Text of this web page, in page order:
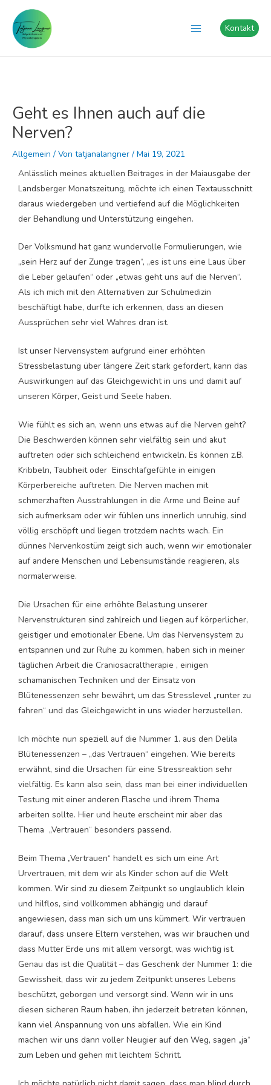
Inhalt
springen
Menu Kontakt
Geht es Ihnen auch auf die
Nerven?
Allgemein / Von tatjanalangner / Mai 19, 2021
Anlässlich meines aktuellen Beitrages in der Maiausgabe der
Landsberger Monatszeitung, möchte ich einen Textausschnitt
daraus wiedergeben und vertiefend auf die Möglichkeiten
der Behandlung und Unterstützung eingehen.
Der Volksmund hat ganz wundervolle Formulierungen, wie
„sein Herz auf der Zunge tragen“, „es ist uns eine Laus über
die Leber gelaufen“ oder „etwas geht uns auf die Nerven“.
Als ich mich mit den Alternativen zur Schulmedizin
beschäftigt habe, durfte ich erkennen, dass an diesen
Aussprüchen sehr viel Wahres dran ist.
Ist unser Nervensystem aufgrund einer erhöhten
Stressbelastung über längere Zeit stark gefordert, kann das
Auswirkungen auf das Gleichgewicht in uns und damit auf
unseren Körper, Geist und Seele haben.
Wie fühlt es sich an, wenn uns etwas auf die Nerven geht?
Die Beschwerden können sehr vielfältig sein und akut
auftreten oder sich schleichend entwickeln. Es können z.B.
Kribbeln, Taubheit oder Einschlafgefühle in einigen
Körperbereiche auftreten. Die Nerven machen mit
schmerzhaften Ausstrahlungen in die Arme und Beine auf
sich aufmerksam oder wir fühlen uns innerlich unruhig, sind
völlig erschöpft und liegen trotzdem nachts wach. Ein
dünnes Nervenkostüm zeigt sich auch, wenn wir emotionaler
auf andere Menschen und Lebensumstände reagieren, als
normalerweise.
Die Ursachen für eine erhöhte Belastung unserer
Nervenstrukturen sind zahlreich und liegen auf körperlicher,
geistiger und emotionaler Ebene. Um das Nervensystem zu
entspannen und zur Ruhe zu kommen, haben sich in meiner
täglichen Arbeit die Craniosacraltherapie , einigen
schamanischen Techniken und der Einsatz von
Blütenessenzen sehr bewährt, um das Stresslevel „runter zu
fahren“ und das Gleichgewicht in uns wieder herzustellen.
Ich möchte nun speziell auf die Nummer 1. aus den Delila
Blütenessenzen – „das Vertrauen“ eingehen. Wie bereits
erwähnt, sind die Ursachen für eine Stressreaktion sehr
vielfältig. Es kann also sein, dass man bei einer individuellen
Testung mit einer anderen Flasche und ihrem Thema
arbeiten sollte. Hier und heute erscheint mir aber das
Thema „Vertrauen“ besonders passend.
Beim Thema „Vertrauen“ handelt es sich um eine Art
Urvertrauen, mit dem wir als Kinder schon auf die Welt
kommen. Wir sind zu diesem Zeitpunkt so unglaublich klein
und hilflos, sind vollkommen abhängig und darauf
angewiesen, dass man sich um uns kümmert. Wir vertrauen
darauf, dass unsere Eltern verstehen, was wir brauchen und
dass Mutter Erde uns mit allem versorgt, was wichtig ist.
Genau das ist die Qualität – das Geschenk der Nummer 1: die
Gewissheit, dass wir zu jedem Zeitpunkt unseres Lebens
beschützt, geborgen und versorgt sind. Wenn wir in uns
diesen sicheren Raum haben, ihn jederzeit betreten können,
kann viel Anspannung von uns abfallen. Wie ein Kind
machen wir uns dann voller Neugier auf den Weg, sagen „ja“
zum Leben und gehen mit leichtem Schritt.
Post
navigation